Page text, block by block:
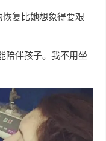
复比她想象得要艰
陪伴孩子。我不用坐